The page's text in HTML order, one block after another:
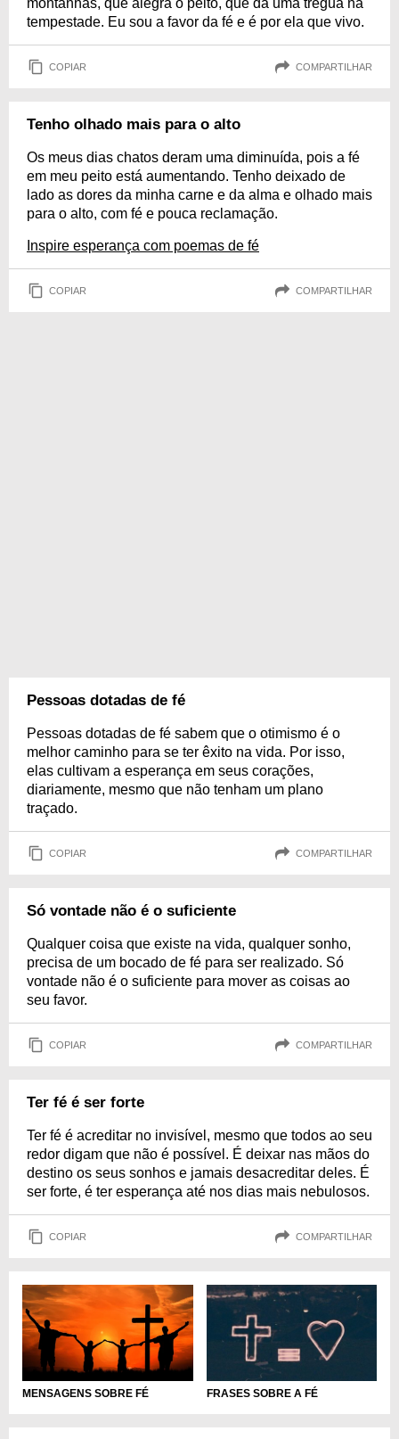
montanhas, que alegra o peito, que dá uma trégua na
tempestade. Eu sou a favor da fé e é por ela que vivo.
COPIAR COMPARTILHAR
Tenho olhado mais para o alto
Os meus dias chatos deram uma diminuída, pois a fé
em meu peito está aumentando. Tenho deixado de
lado as dores da minha carne e da alma e olhado mais
para o alto, com fé e pouca reclamação.
Inspire esperança com poemas de fé
COPIAR COMPARTILHAR
Pessoas dotadas de fé
Pessoas dotadas de fé sabem que o otimismo é o
melhor caminho para se ter êxito na vida. Por isso,
elas cultivam a esperança em seus corações,
diariamente, mesmo que não tenham um plano
traçado.
COPIAR COMPARTILHAR
Só vontade não é o suficiente
Qualquer coisa que existe na vida, qualquer sonho,
precisa de um bocado de fé para ser realizado. Só
vontade não é o suficiente para mover as coisas ao
seu favor.
COPIAR COMPARTILHAR
Ter fé é ser forte
Ter fé é acreditar no invisível, mesmo que todos ao seu
redor digam que não é possível. É deixar nas mãos do
destino os seus sonhos e jamais desacreditar deles. É
ser forte, é ter esperança até nos dias mais nebulosos.
COPIAR COMPARTILHAR
MENSAGENS SOBRE FÉ FRASES SOBRE A FÉ